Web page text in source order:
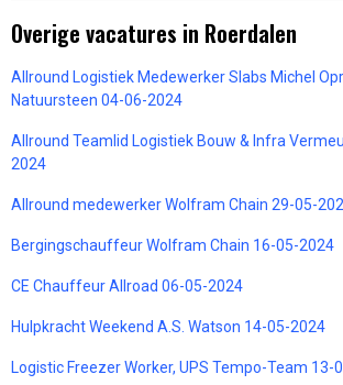
Overige vacatures in Roerdalen
Allround Logistiek Medewerker Slabs Michel
Natuursteen 04-06-2024
Allround Teamlid Logistiek Bouw & Infra
2024
Allround medewerker Wolfram Chain 29-05-
Bergingschauffeur Wolfram Chain 16-05-2024
CE Chauffeur Allroad 06-05-2024
Hulpkracht Weekend A.S. Watson 14-05-2024
Logistic Freezer Worker, UPS Tempo-Team 13-